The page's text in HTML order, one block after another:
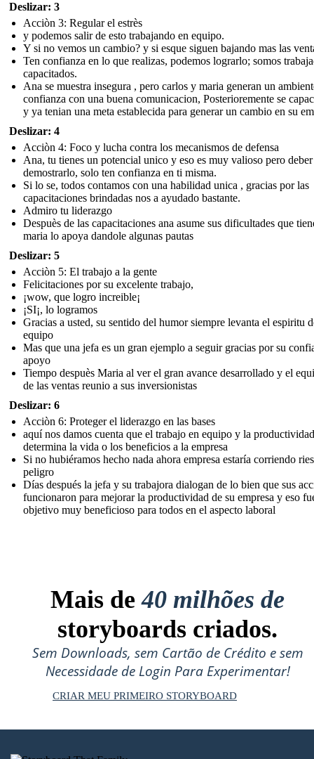
Deslizar: 3
Acciòn 3: Regular el estrès
y podemos salir de esto trabajando en equipo.
Y si no vemos un cambio? y si esque siguen bajando mas las
Ten confianza en lo que realizas, podemos lograrlo; somos
capacitados.
Ana se muestra insegura , pero carlos y maria generan un
confianza con una buena comunicacion, Posterioremente se
y ya tenian una meta establecida para generar un cambio en su
Deslizar: 4
Acciòn 4: Foco y lucha contra los mecanismos de defensa
Ana, tu tienes un potencial unico y eso es muy valioso pero
demostrarlo, solo ten confianza en ti misma.
Si lo se, todos contamos con una habilidad unica , gracias por las
capacitaciones brindadas nos a ayudado bastante.
Admiro tu liderazgo
Despuès de las capacitaciones ana asume sus dificultades que
maria lo apoya dandole algunas pautas
Deslizar: 5
Acciòn 5: El trabajo a la gente
Felicitaciones por su excelente trabajo,
¡wow, que logro increible¡
¡SI¡, lo logramos
Gracias a usted, su sentido del humor siempre levanta el espiritu
equipo
Mas que una jefa es un gran ejemplo a seguir gracias por su
apoyo
Tiempo despuès Maria al ver el gran avance desarrollado y el
de las ventas reunio a sus inversionistas
Deslizar: 6
Acciòn 6: Proteger el liderazgo en las bases
aquí nos damos cuenta que el trabajo en equipo y la
determina la vida o los beneficios a la empresa
Si no hubiéramos hecho nada ahora empresa estaría corriendo
peligro
Días después la jefa y su trabajora dialogan de lo bien que sus
funcionaron para mejorar la productividad de su empresa y eso
objetivo muy beneficioso para todos en el aspecto laboral
Mais de40 milhões de
storyboards criados.
Sem Downloads, sem Cartão de Crédito e sem
Necessidade de Login Para Experimentar!
CRIAR MEU PRIMEIRO STORYBOARD